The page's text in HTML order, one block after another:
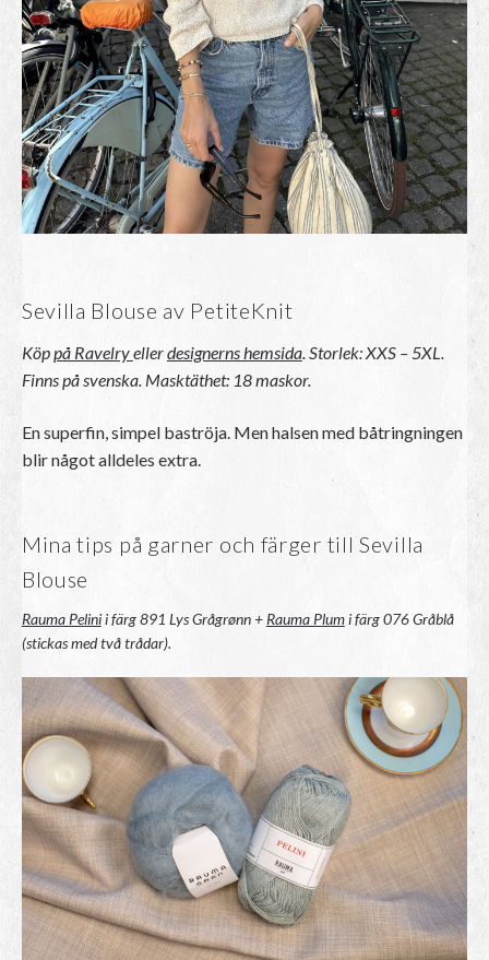
Sevilla Blouse av PetiteKnit
Köppå Ravelryellerdesignerns hemsida. Storlek: XXS – 5XL.
Finns på svenska. Masktäthet: 18 maskor.
En superfin, simpel baströja. Men halsen med båtringningen
blir något alldeles extra.
Mina tips på garner och färger till Sevilla
Blouse
Rauma Pelinii färg 891 Lys Grågrønn + Rauma Plumi färg 076 Gråblå
(stickas med två trådar).